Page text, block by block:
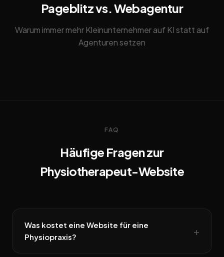
Pageblitz vs. Webagentur
Warum immer mehr Kleinunternehmer auf KI statt auf
Agenturen setzen
FAQ
Häufige Fragen zur
Physiotherapeut-Website
Was kostet eine Website für eine
Physiopraxis?